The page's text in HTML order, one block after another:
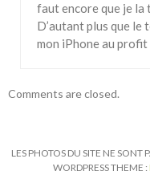
faut encore que je la
D’autant plus que le
mon iPhone au profit
Comments are closed.
LES PHOTOS DU SITE NE SONT
WORDPRESS THEME :